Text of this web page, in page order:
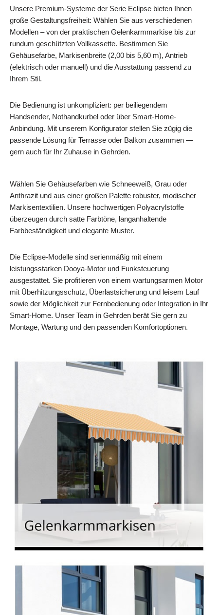
Unsere Premium-Systeme der Serie Eclipse bieten Ihnen
große Gestaltungsfreiheit: Wählen Sie aus verschiedenen
Modellen – von der praktischen Gelenkarmmarkise bis zur
rundum geschützten Vollkassette. Bestimmen Sie
Gehäusefarbe, Markisenbreite (2,00 bis 5,60 m), Antrieb
(elektrisch oder manuell) und die Ausstattung passend zu
Ihrem Stil.
Die Bedienung ist unkompliziert: per beiliegendem
Handsender, Nothandkurbel oder über Smart‑Home-
Anbindung. Mit unserem Konfigurator stellen Sie zügig die
passende Lösung für Terrasse oder Balkon zusammen —
gern auch für Ihr Zuhause in Gehrden.
Wählen Sie Gehäusefarben wie Schneeweiß, Grau oder
Anthrazit und aus einer großen Palette robuster, modischer
Markisentextilien. Unsere hochwertigen Polyacrylstoffe
überzeugen durch satte Farbtöne, langanhaltende
Farbbeständigkeit und elegante Muster.
Die Eclipse-Modelle sind serienmäßig mit einem
leistungsstarken Dooya-Motor und Funksteuerung
ausgestattet. Sie profitieren von einem wartungsarmen Motor
mit Überhitzungsschutz, Überlastsicherung und leisem Lauf
sowie der Möglichkeit zur Fernbedienung oder Integration in Ihr
Smart‑Home. Unser Team in Gehrden berät Sie gern zu
Montage, Wartung und den passenden Komfortoptionen.